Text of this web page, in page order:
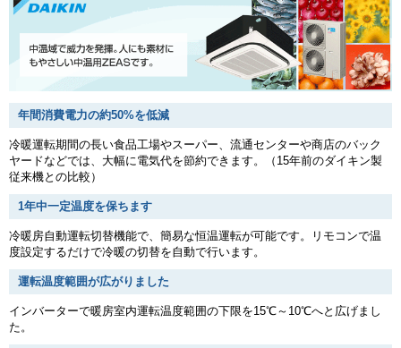
年間消費電力の約50%を低減
冷暖運転期間の長い食品工場やスーパー、流通センターや商店のバック
ヤードなどでは、大幅に電気代を節約できます。（15年前のダイキン製
従来機との比較）
1年中一定温度を保ちます
冷暖房自動運転切替機能で、簡易な恒温運転が可能です。リモコンで温
度設定するだけで冷暖の切替を自動で行います。
運転温度範囲が広がりました
インバーターで暖房室内運転温度範囲の下限を15℃～10℃へと広げまし
た。